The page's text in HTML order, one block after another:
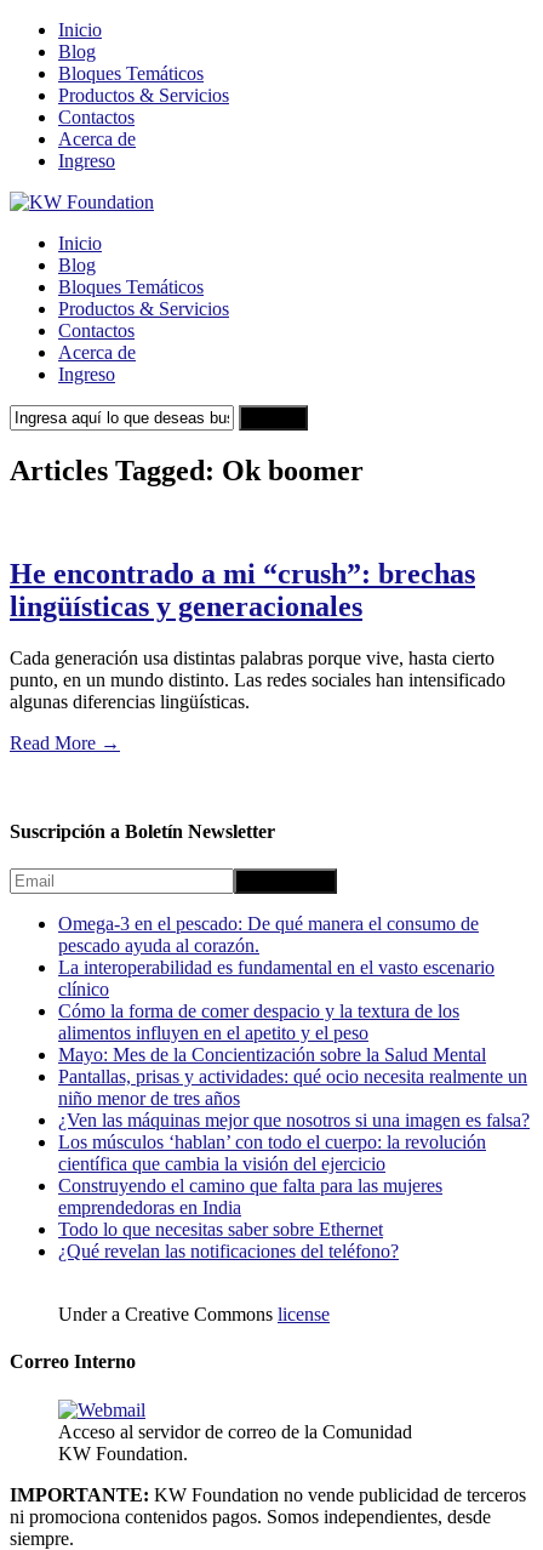
Inicio
Blog
Bloques Temáticos
Productos & Servicios
Contactos
Acerca de
Ingreso
Inicio
Blog
Bloques Temáticos
Productos & Servicios
Contactos
Acerca de
Ingreso
Articles Tagged: Ok boomer
He encontrado a mi “crush”: brechas
lingüísticas y generacionales
Cada generación usa distintas palabras porque vive, hasta cierto
punto, en un mundo distinto. Las redes sociales han intensificado
algunas diferencias lingüísticas.
Read More →
Suscripción a Boletín Newsletter
Omega-3 en el pescado: De qué manera el consumo de
pescado ayuda al corazón.
La interoperabilidad es fundamental en el vasto escenario
clínico
Cómo la forma de comer despacio y la textura de los
alimentos influyen en el apetito y el peso
Mayo: Mes de la Concientización sobre la Salud Mental
Pantallas, prisas y actividades: qué ocio necesita realmente un
niño menor de tres años
¿Ven las máquinas mejor que nosotros si una imagen es falsa?
Los músculos ‘hablan’ con todo el cuerpo: la revolución
científica que cambia la visión del ejercicio
Construyendo el camino que falta para las mujeres
emprendedoras en India
Todo lo que necesitas saber sobre Ethernet
¿Qué revelan las notificaciones del teléfono?
Under a Creative Commons license
Correo Interno
Acceso al servidor de correo de la Comunidad
KW Foundation.
IMPORTANTE: KW Foundation no vende publicidad de terceros
ni promociona contenidos pagos. Somos independientes, desde
siempre.